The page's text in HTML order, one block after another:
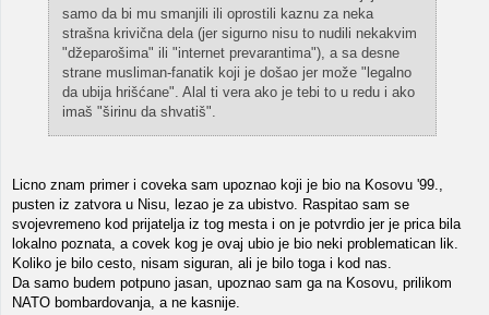
samo da bi mu smanjili ili oprostili kaznu za neka
strašna krivična dela (jer sigurno nisu to nudili nekakvim
"džeparošima" ili "internet prevarantima"), a sa desne
strane musliman-fanatik koji je došao jer može "legalno
da ubija hrišćane". Alal ti vera ako je tebi to u redu i ako
imaš "širinu da shvatiš".
Licno znam primer i coveka sam upoznao koji je bio na Kosovu '99.,
pusten iz zatvora u Nisu, lezao je za ubistvo. Raspitao sam se
svojevremeno kod prijatelja iz tog mesta i on je potvrdio jer je prica bila
lokalno poznata, a covek kog je ovaj ubio je bio neki problematican lik.
Koliko je bilo cesto, nisam siguran, ali je bilo toga i kod nas.
Da samo budem potpuno jasan, upoznao sam ga na Kosovu, prilikom
NATO bombardovanja, a ne kasnije.